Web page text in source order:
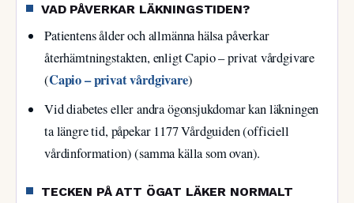
VAD PÅVERKAR LÄKNINGSTIDEN?
Patientens ålder och allmänna hälsa påverkar
återhämtningstakten, enligt Capio – privat vårdgivare
(Capio – privat vårdgivare)
Vid diabetes eller andra ögonsjukdomar kan läkningen
ta längre tid, påpekar 1177 Vårdguiden (officiell
vårdinformation) (samma källa som ovan).
TECKEN PÅ ATT ÖGAT LÄKER NORMALT